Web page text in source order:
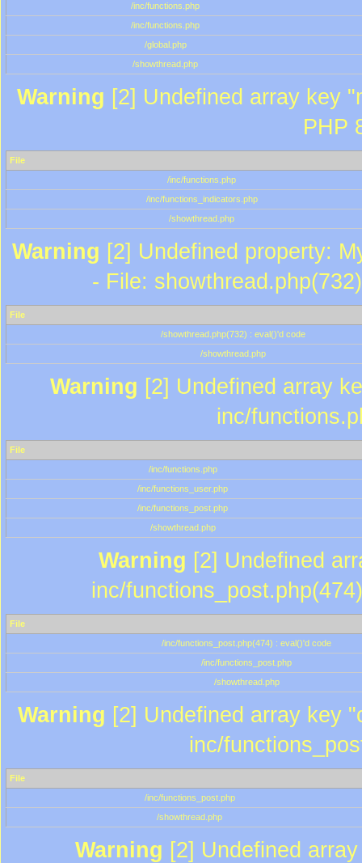
/inc/functions.php
/inc/functions.php
/global.php
/showthread.php
Warning [2] Undefined array key
PHP
File
/inc/functions.php
/inc/functions_indicators.php
/showthread.php
Warning [2] Undefined property:
- File:
File
/showthread.php(732) : eval()'d code
/showthread.php
Warning [2] Undefined array
inc/
File
/inc/functions.php
/inc/functions_user.php
/inc/functions_post.php
/showthread.php
Warning [2] Undefined
inc/
File
/inc/functions_post.php(474) : eval()'d code
/inc/functions_post.php
/showthread.php
Warning [2] Undefined array key
inc/
File
/inc/functions_post.php
/showthread.php
Warning [2] Undefined